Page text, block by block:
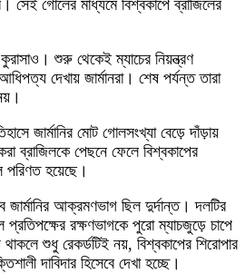
সেই গোলের মাধ্যমে বিশ্বকাপে ব্রাজিলের
শুরু থেকেই ম্যাচের নিয়ন্ত্রণ
দেখায় জার্মানরা। শেষ পর্যন্ত তারা
জার্মানির মোট গোলসংখ্যা বেড়ে দাঁড়ায়
পেছনে ফেলে বিশ্বকাপের
পরিণত হয়েছে।
জার্মানির আক্রমণভাগ ছিল দুর্দান্ত। দলটির
রক্ষণভাগকে পুরো ম্যাচজুড়ে চাপে
শুধু রেকর্ডটিই নয়, বিশ্বকাপের শিরোপার
দাবিদার হিসেবে দেখা হচ্ছে।